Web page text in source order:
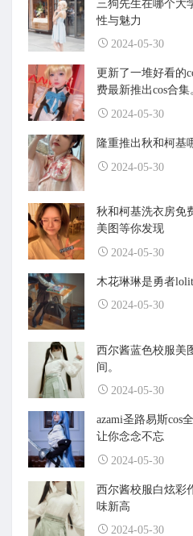
三狗先生在哪个大
性与魅力
2024-05-30
更新了一堆好看的
费最新推出cos合集
2024-05-30
隆重推出秋和柯基
2024-05-30
秋和柯基洗衣房免
美图等你发现
2024-05-30
木花琳琳是勇者
2024-05-30
西尔酱蓝色校服美
间。
2024-05-30
azami圣路易斯cos
让你念念不忘
2024-05-30
西尔酱校服白炫彩
味新高
2024-05-30